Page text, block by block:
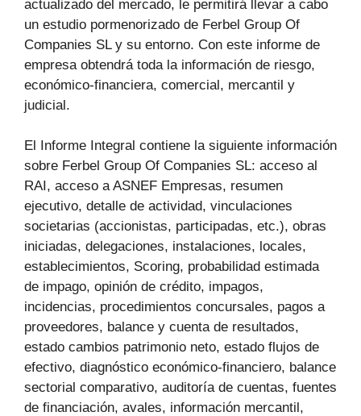
actualizado del mercado, le permitirá llevar a cabo
un estudio pormenorizado de Ferbel Group Of
Companies SL y su entorno. Con este informe de
empresa obtendrá toda la información de riesgo,
económico-financiera, comercial, mercantil y
judicial.
El Informe Integral contiene la siguiente información
sobre Ferbel Group Of Companies SL: acceso al
RAI, acceso a ASNEF Empresas, resumen
ejecutivo, detalle de actividad, vinculaciones
societarias (accionistas, participadas, etc.), obras
iniciadas, delegaciones, instalaciones, locales,
establecimientos, Scoring, probabilidad estimada
de impago, opinión de crédito, impagos,
incidencias, procedimientos concursales, pagos a
proveedores, balance y cuenta de resultados,
estado cambios patrimonio neto, estado flujos de
efectivo, diagnóstico económico-financiero, balance
sectorial comparativo, auditoría de cuentas, fuentes
de financiación, avales, información mercantil,